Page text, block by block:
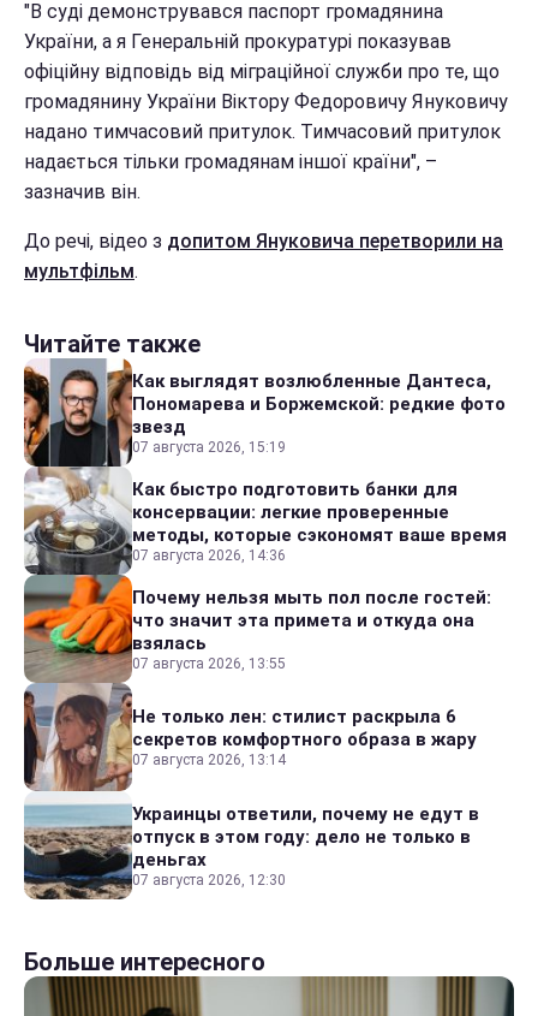
"В суді демонструвався паспорт громадянина
України, а я Генеральній прокуратурі показував
офіційну відповідь від міграційної служби про те, що
громадянину України Віктору Федоровичу Януковичу
надано тимчасовий притулок. Тимчасовий притулок
надається тільки громадянам іншої країни", –
зазначив він.
До речі, відео з допитом Януковича перетворили на
мультфільм.
Читайте также
Как выглядят возлюбленные Дантеса,
Пономарева и Боржемской: редкие фото
звезд
07 августа 2026, 15:19
Как быстро подготовить банки для
консервации: легкие проверенные
методы, которые сэкономят ваше время
07 августа 2026, 14:36
Почему нельзя мыть пол после гостей:
что значит эта примета и откуда она
взялась
07 августа 2026, 13:55
Не только лен: стилист раскрыла 6
секретов комфортного образа в жару
07 августа 2026, 13:14
Украинцы ответили, почему не едут в
отпуск в этом году: дело не только в
деньгах
07 августа 2026, 12:30
Больше интересного